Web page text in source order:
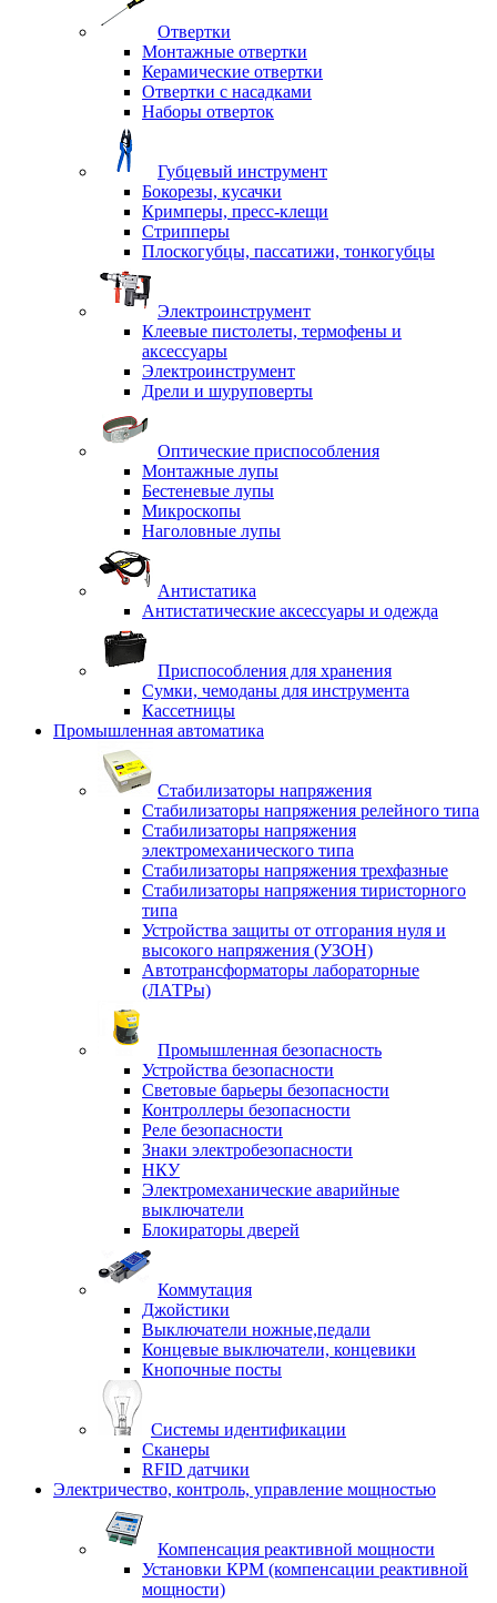
Отвертки
Монтажные отвертки
Керамические отвертки
Отвертки с насадками
Наборы отверток
Губцевый инструмент
Бокорезы, кусачки
Кримперы, пресс-клещи
Стрипперы
Плоскогубцы, пассатижи, тонкогубцы
Электроинструмент
Клеевые пистолеты, термофены и
аксессуары
Электроинструмент
Дрели и шуруповерты
Оптические приспособления
Монтажные лупы
Бестеневые лупы
Микроскопы
Наголовные лупы
Антистатика
Антистатические аксессуары и одежда
Приспособления для хранения
Сумки, чемоданы для инструмента
Кассетницы
Промышленная автоматика
Стабилизаторы напряжения
Стабилизаторы напряжения релейного типа
Стабилизаторы напряжения
электромеханического типа
Стабилизаторы напряжения трехфазные
Стабилизаторы напряжения тиристорного
типа
Устройства защиты от отгорания нуля и
высокого напряжения (УЗОН)
Автотрансформаторы лабораторные
(ЛАТРы)
Промышленная безопасность
Устройства безопасности
Световые барьеры безопасности
Контроллеры безопасности
Реле безопасности
Знаки электробезопасности
НКУ
Электромеханические аварийные
выключатели
Блокираторы дверей
Коммутация
Джойстики
Выключатели ножные,педали
Концевые выключатели, концевики
Кнопочные посты
Системы идентификации
Сканеры
RFID датчики
Электричество, контроль, управление мощностью
Компенсация реактивной мощности
Установки КРМ (компенсации реактивной
мощности)